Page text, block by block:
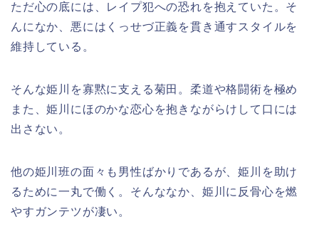
ただ心の底には、レイプ犯への恐れを抱えていた。そ
んになか、悪にはくっせづ正義を貫き通すスタイルを
維持している。
そんな姫川を寡黙に支える菊田。柔道や格闘術を極め
また、姫川にほのかな恋心を抱きながらけして口には
出さない。
他の姫川班の面々も男性ばかりであるが、姫川を助け
るために一丸で働く。そんななか、姫川に反骨心を燃
やすガンテツが凄い。